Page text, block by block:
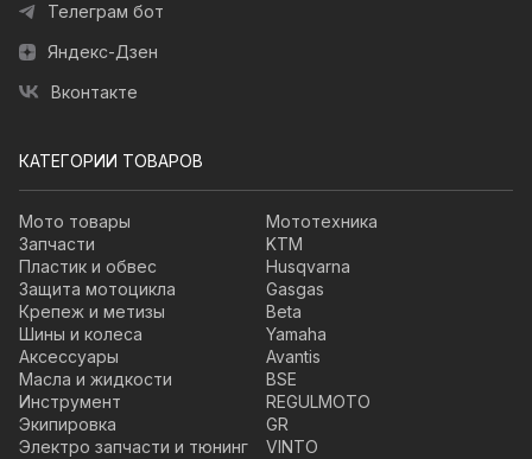
Телеграм бот
Яндекс-Дзен
Вконтакте
КАТЕГОРИИ ТОВАРОВ
Мото товары
Запчасти
Пластик и обвес
Защита мотоцикла
Крепеж и метизы
Шины и колеса
Аксессуары
Масла и жидкости
Инструмент
Экипировка
Электро запчасти и тюнинг
Мототехника
KTM
Husqvarna
Gasgas
Beta
Yamaha
Avantis
BSE
REGULMOTO
GR
VINTO